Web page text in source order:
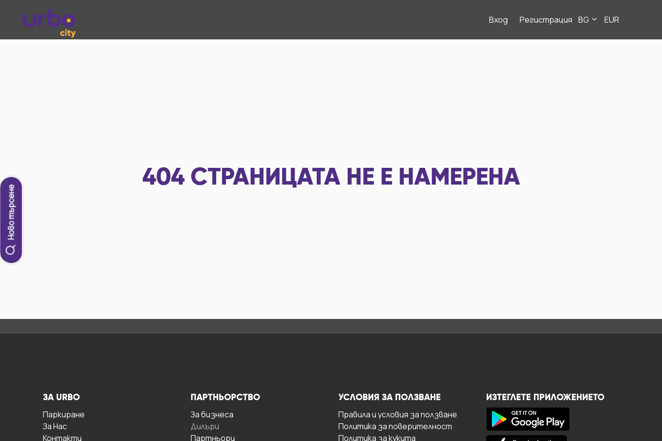
Вход Регистрация BG EUR
Ново търсене
404 СТРАНИЦАТА НЕ Е НАМЕРЕНА
ЗА URBO
Паркиране
За Hас
Контакти
ПАРТНЬОРСТВО
За бизнесa
Дилъри
Партньори
УСЛОВИЯ ЗА ПОЛЗВАНЕ
Правила и условия за ползване
Политика за поверителност
Политика за кукита
ИЗТЕГЛЕТЕ ПРИЛОЖЕНИЕТО